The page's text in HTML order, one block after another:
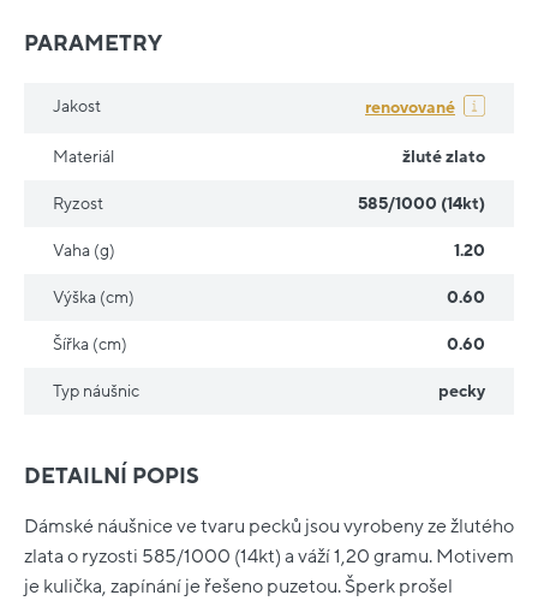
DETAILNÍ POPIS
Dámské náušnice ve tvaru pecků jsou vyrobeny ze žlutého
zlata o ryzosti 585/1000 (14kt) a váží 1,20 gramu. Motivem
je kulička, zapínání je řešeno puzetou. Šperk prošel
PARAMETRY
Jakost renovované
Materiál žluté zlato
Ryzost 585/1000 (14kt)
Vaha (g) 1.20
Výška (cm) 0.60
Šířka (cm) 0.60
Typ náušnic pecky